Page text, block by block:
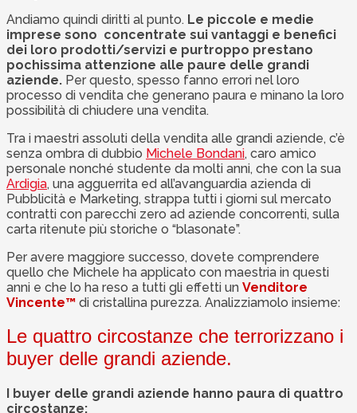
Andiamo quindi diritti al punto. Le piccole e medie
imprese sono concentrate sui vantaggi e benefici
dei loro prodotti/servizi e purtroppo prestano
pochissima attenzione alle paure delle grandi
aziende. Per questo, spesso fanno errori nel loro
processo di vendita che generano paura e minano la loro
possibilità di chiudere una vendita.
Tra i maestri assoluti della vendita alle grandi aziende, c’è
senza ombra di dubbio Michele Bondani, caro amico
personale nonché studente da molti anni, che con la sua
Ardigia, una agguerrita ed all’avanguardia azienda di
Pubblicità e Marketing, strappa tutti i giorni sul mercato
contratti con parecchi zero ad aziende concorrenti, sulla
carta ritenute più storiche o “blasonate”.
Per avere maggiore successo, dovete comprendere
quello che Michele ha applicato con maestria in questi
anni e che lo ha reso a tutti gli effetti un Venditore
Vincente™ di cristallina purezza. Analizziamolo insieme:
Le quattro circostanze che terrorizzano i
buyer delle grandi aziende.
I buyer delle grandi aziende hanno paura di quattro
circostanze: